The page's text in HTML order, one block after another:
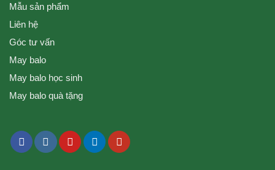
Mẫu sản phẩm
Liên hệ
Góc tư vấn
May balo
May balo học sinh
May balo quà tặng